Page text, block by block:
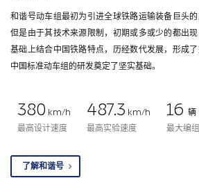
和谐号动车组最初为引进全球铁路运输装备巨头的
但是由于其技术来源限制，初期或多或少的都出
基础上结合中国铁路特点，历经数代发展，形成
中国标准动车组的研发奠定了坚实基础。
380 km/h
最高设计速度
487.3 km/h
最高实验速度
16 辆
最大编组
了解和谐号